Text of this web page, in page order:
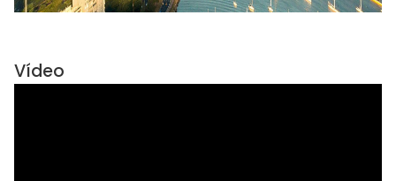
Vídeo